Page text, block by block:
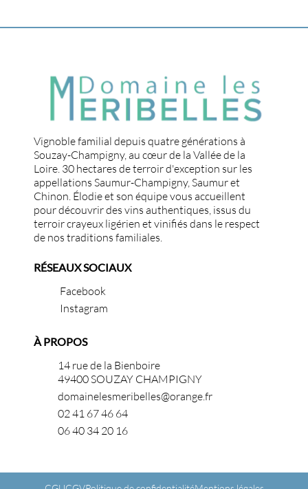
Vignoble familial depuis quatre générations à
Souzay-Champigny, au cœur de la Vallée de la
Loire. 30 hectares de terroir d'exception sur les
appellations Saumur-Champigny, Saumur et
Chinon. Élodie et son équipe vous accueillent
pour découvrir des vins authentiques, issus du
terroir crayeux ligérien et vinifiés dans le respect
de nos traditions familiales.
RÉSEAUX SOCIAUX
Facebook
Instagram
À PROPOS
14 rue de la Bienboire
49400 SOUZAY CHAMPIGNY
domainelesmeribelles@orange.fr
02 41 67 46 64
06 40 34 20 16